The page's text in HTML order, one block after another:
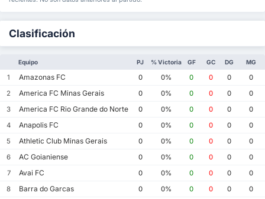
Clasificación
Equipo PJ % Victoria GF GC DG MG
1 Amazonas FC 0 0% 0 0 0
0
2
America FC Minas Gerais 0 0% 0 0 0
0
3
America FC Rio Grande do Norte 0 0% 0 0 0
0
4
Anapolis FC 0 0% 0 0 0
0
5
Athletic Club Minas Gerais 0 0% 0 0 0
0
6
AC Goianiense 0 0% 0 0 0
0
7
Avai FC 0 0% 0 0 0
0
8
Barra do Garcas 0 0% 0 0 0
0